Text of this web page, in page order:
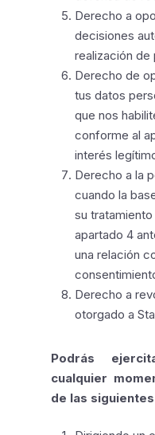
Derecho a
decisiones
realización de
Derecho de
tus datos
que nos
conforme al
interés
Derecho a la
cuando la
su
apartado 4
una relación
Derecho a
otorgado a
Podrás
cualquier
de las